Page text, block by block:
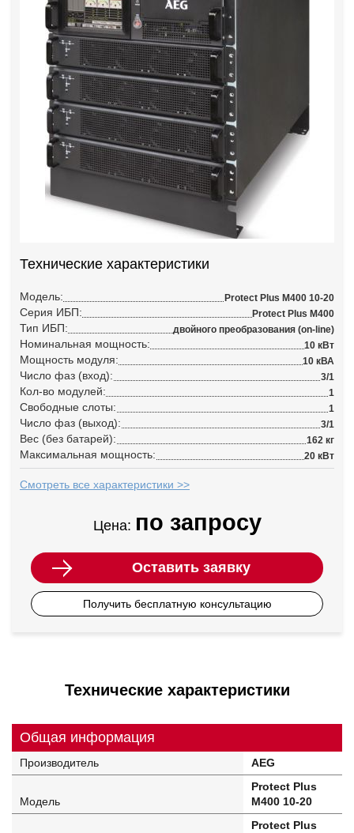
Технические характеристики
Модель: Protect Plus M400 10-20
Серия ИБП: Protect Plus M400
Тип ИБП: двойного преобразования (on-line)
Номинальная мощность: 10 кВт
Мощность модуля: 10 кВА
Число фаз (вход): 3/1
Кол-во модулей: 1
Свободные слоты: 1
Число фаз (выход): 3/1
Вес (без батарей): 162 кг
Максимальная мощность: 20 кВт
Смотреть все характеристики >>
Цена: по запросу
Оставить заявку
Получить бесплатную консультацию
Технические характеристики
Общая информация
Производитель AEG
Модель
Protect Plus
M400 10-20
Protect Plus